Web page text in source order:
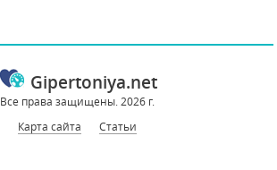
Gipertoniya.net
Все права защищены. 2026 г.
Карта сайта
Статьи